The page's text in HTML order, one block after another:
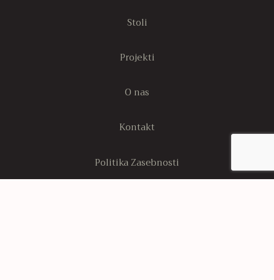
Stoli
Projekti
O nas
Kontakt
Politika Zasebnosti